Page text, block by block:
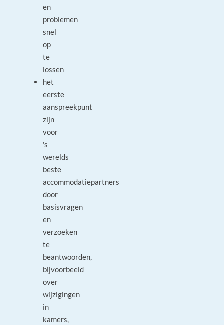
en
problemen
snel
op
te
lossen
het
eerste
aanspreekpunt
zijn
voor
's
werelds
beste
accommodatiepartners
door
basisvragen
en
verzoeken
te
beantwoorden,
bijvoorbeeld
over
wijzigingen
in
kamers,